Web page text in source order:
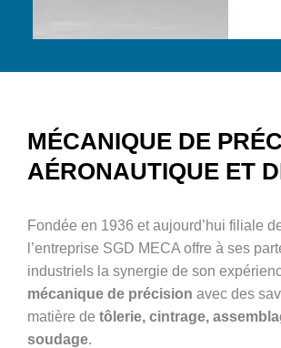
MÉCANIQUE DE
AÉRONAUTIQUE ET
Fondée en 1936 et aujourd’hui filiale
l’entreprise SGD MECA offre à ses
industriels la synergie de son
mécanique de précision avec des
matière de tôlerie, cintrage,
soudage.